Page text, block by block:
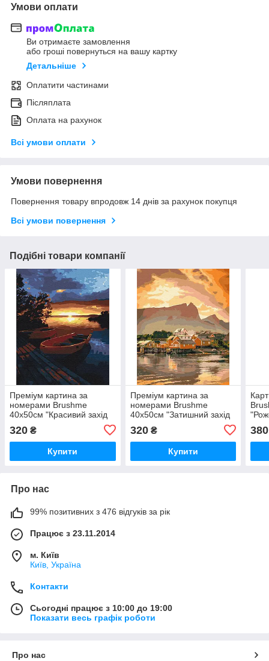
Умови оплати
Ви отримаєте замовлення
або гроші повернуться на вашу картку
Детальніше
Оплатити частинами
Післяплата
Оплата на рахунок
Всі умови оплати
Умови повернення
Повернення товару впродовж 14 днів за рахунок покупця
Всі умови повернення
Подібні товари компанії
Преміум картина за
номерами Brushme
40x50см "Красивий захід
320 ₴
Купити
Преміум картина за
номерами Brushme
40x50см "Затишний захід
320₴
Купити
380
Про нас
99% позитивних з 476 відгуків за рік
Працює з 23.11.2014
м. Київ
Київ, Україна
Контакти
Сьогодні працює з 10:00 до 19:00
Показати весь графік роботи
Про нас